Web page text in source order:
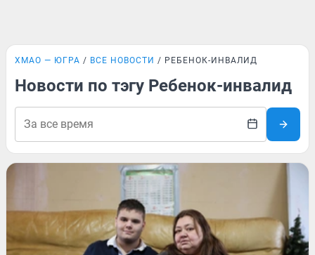
ХМАО — ЮГРА ВСЕ НОВОСТИ РЕБЕНОК-ИНВАЛИД
Новости по тэгу Ребенок-инвалид